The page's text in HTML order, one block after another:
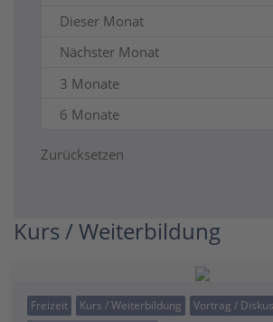
Dieser Monat
Nächster Monat
3 Monate
6 Monate
Zurücksetzen
Kurs / Weiterbildung
Freizeit Kurs / Weiterbildung Vortrag /